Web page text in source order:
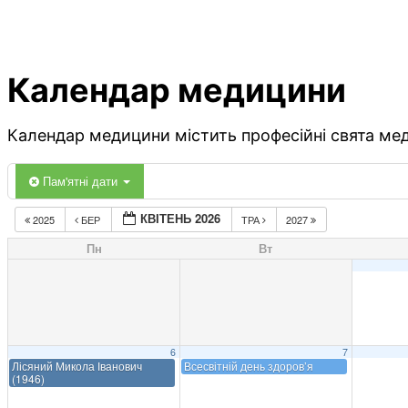
Календар медицини
Календар медицини містить професійні свята
Пам'ятні дати
2025 БЕР КВІТЕНЬ 2026 ТРА 2027
Пн Вт
6
Лісяний Микола Іванович
(1946)
7
Всесвітній день здоров’я